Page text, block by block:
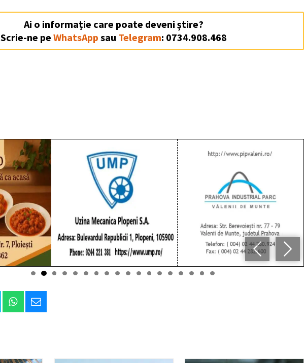
Ai o informație care poate deveni ştire?
Scrie-ne peWhatsApp sau Telegram: 0734.908.468